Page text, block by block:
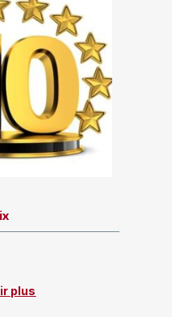
plus